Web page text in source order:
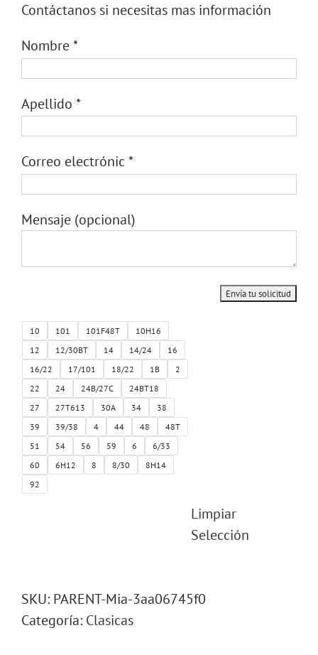
Contáctanos si necesitas mas información
Nombre*
Apellido *
Correo electrónic*
Mensaje (opcional)
10 101 101F48T
10H16
12
12/30BT 14 14/24
16
16/22
17/101 18/22 1B
2
22
24 24B/27C
24BT18
27
27T613 30A 34
38
39
39/38 4 44 48
48T
51
54 56 59 6
6/33
60
6H12 8 8/30
8H14
92
Limpiar
Selección
SKU: PARENT-Mia-3aa06745f0
Categoría: Clasicas